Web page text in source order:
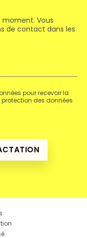
moment. Vous
de contact dans les
pour recevoir la
des données